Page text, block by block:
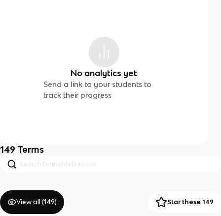
No analytics yet
Send a link to your students to
track their progress
149 Terms
View all (149) Star these 149